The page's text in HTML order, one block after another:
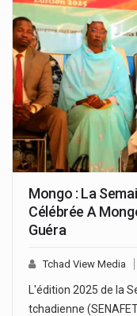
Mongo : La
Célébrée A
Guéra
Tchad View Media
L'édition 2025 de la
tchadienne